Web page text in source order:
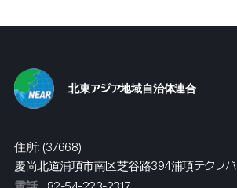
北東アジア地域自治体連合
住所: (37668)
慶尚北道浦項市南区芝谷路394浦項テクノ